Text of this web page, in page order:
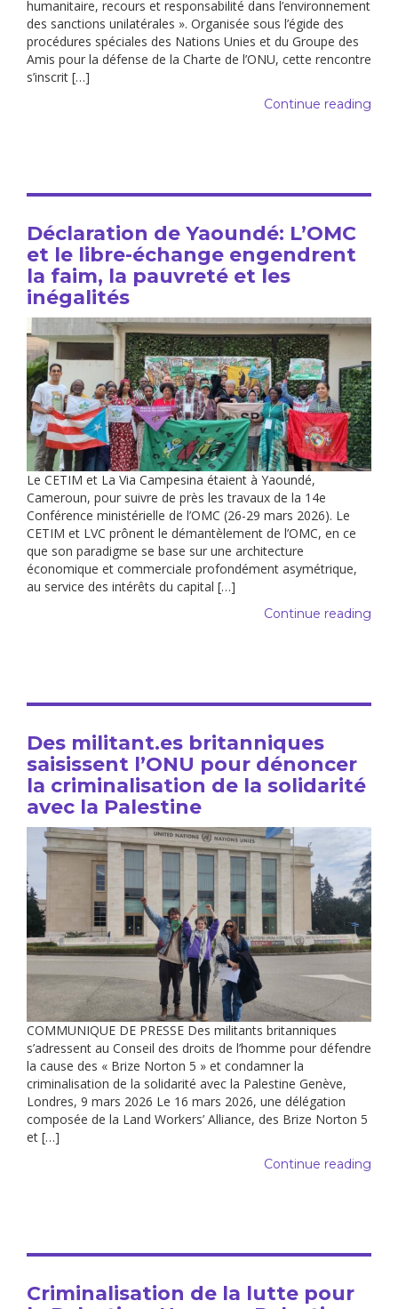
humanitaire, recours et responsabilité dans l’environnement
des sanctions unilatérales ». Organisée sous l’égide des
procédures spéciales des Nations Unies et du Groupe des
Amis pour la défense de la Charte de l’ONU, cette rencontre
s’inscrit […]
Continue reading
Déclaration de Yaoundé: L’OMC
et le libre-échange engendrent
la faim, la pauvreté et les
inégalités
Le CETIM et La Via Campesina étaient à Yaoundé,
Cameroun, pour suivre de près les travaux de la 14e
Conférence ministérielle de l’OMC (26-29 mars 2026). Le
CETIM et LVC prônent le démantèlement de l’OMC, en ce
que son paradigme se base sur une architecture
économique et commerciale profondément asymétrique,
au service des intérêts du capital […]
Continue reading
Des militant.es britanniques
saisissent l’ONU pour dénoncer
la criminalisation de la solidarité
avec la Palestine
COMMUNIQUE DE PRESSE Des militants britanniques
s’adressent au Conseil des droits de l’homme pour défendre
la cause des « Brize Norton 5 » et condamner la
criminalisation de la solidarité avec la Palestine Genève,
Londres, 9 mars 2026 Le 16 mars 2026, une délégation
composée de la Land Workers’ Alliance, des Brize Norton 5
et […]
Continue reading
Criminalisation de la lutte pour